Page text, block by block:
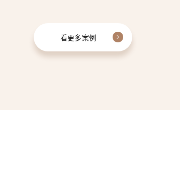
看更多案例